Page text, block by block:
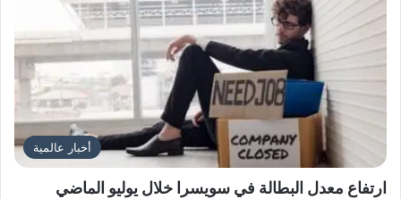
أخبار عالمية
ارتفاع معدل البطالة في سويسرا خلال يوليو الماضي